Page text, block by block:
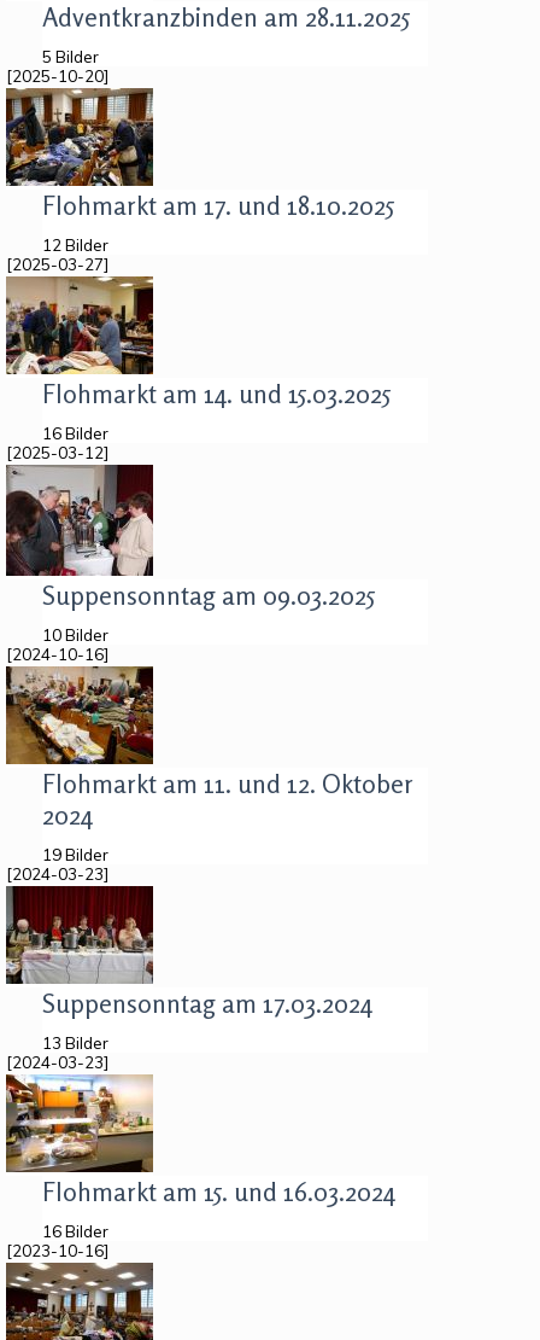
Adventkranzbinden am 28.11.2025
5 Bilder
[2025-10-20]
Flohmarkt am 17. und 18.10.2025
12 Bilder
[2025-03-27]
Flohmarkt am 14. und 15.03.2025
16 Bilder
[2025-03-12]
Suppensonntag am 09.03.2025
10 Bilder
[2024-10-16]
Flohmarkt am 11. und 12. Oktober
2024
19 Bilder
[2024-03-23]
Suppensonntag am 17.03.2024
13 Bilder
[2024-03-23]
Flohmarkt am 15. und 16.03.2024
16 Bilder
[2023-10-16]